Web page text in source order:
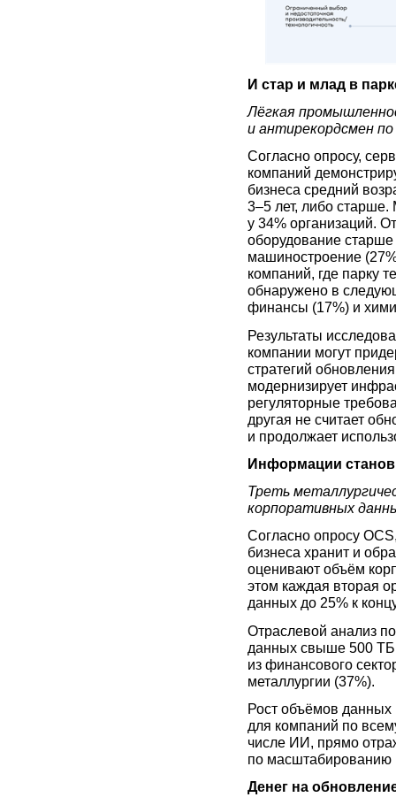
И стар и млад в
Лёгкая
и антирекордсмен по
Согласно опросу,
компаний
бизнеса средний
3–5 лет, либо
у 34% организаций.
оборудование старше
машиностроение
компаний, где парку
обнаружено в
финансы (17%) и
Результаты
компании могут
стратегий
модернизирует
регуляторные
другая не считает
и продолжает
Информации
Треть
корпоративных
Согласно опросу
бизнеса хранит и
оценивают объём
этом каждая вторая
данных до 25% к
Отраслевой анализ
данных свыше 500 ТБ
из финансового
металлургии (37%).
Рост объёмов данных
для компаний по
числе ИИ, прямо
по масштабированию
Денег на